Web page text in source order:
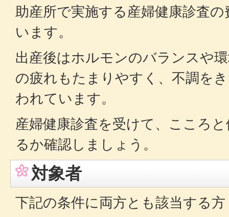
助産所で実施する産婦健康診査
います。
出産後はホルモンのバランスや
の疲れもたまりやすく、不調を
われています。
産婦健康診査を受けて、こころ
るか確認しましょう。
対象者
下記の条件に両方とも該当する方